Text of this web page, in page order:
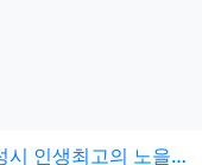
의 노을맞집 매향리선착장…